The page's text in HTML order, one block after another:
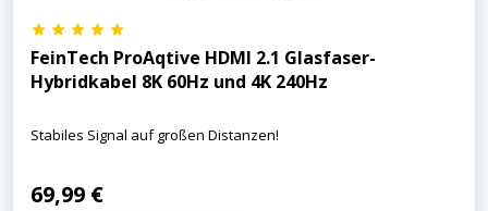
FeinTech ProAqtive HDMI 2.1 Glasfaser-
Hybridkabel 8K 60Hz und 4K 240Hz
Stabiles Signal auf großen Distanzen!
69,99 €